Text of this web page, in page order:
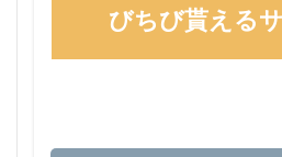
びちび貰える